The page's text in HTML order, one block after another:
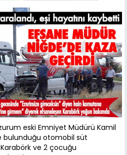
eski Emniyet Müdürü Kamil
bulunduğu otomobil süt
ve 2 çocuğu